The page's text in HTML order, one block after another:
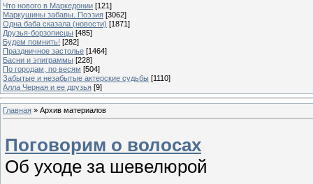
Что нового в Маркедонии [121]
Маркушины забавы. Поэзия [3062]
Одна баба сказала (новости) [1871]
Друзья-борзописцы [485]
Будем помнить! [282]
Праздничное застолье [1464]
Басни и эпиграммы [228]
По городам, по весям [504]
Забытые и незабытые актерские судьбы [1110]
Алла Черная и ее друзья [9]
Главная » Архив материалов
Поговорим о волосах
Об уходе за шевелюрой